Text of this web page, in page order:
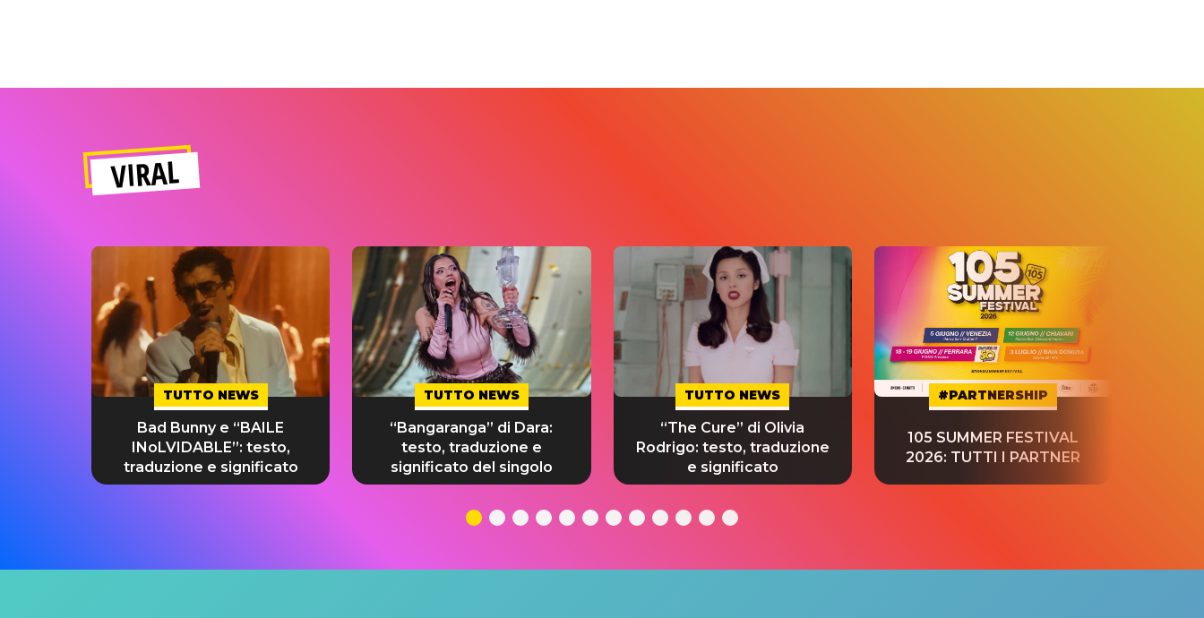
VIRAL
TUTTO NEWS
Bad Bunny e “BAILE
INoLVIDABLE”: testo,
traduzione e significato
TUTTO NEWS
“Bangaranga” di Dara:
testo, traduzione e
significato del singolo
TUTTO NEWS
“The Cure” di Olivia
Rodrigo: testo, traduzione
e significato
#PARTNERSHIP
105 SUMMER FESTIVAL
2026: TUTTI I PARTNER